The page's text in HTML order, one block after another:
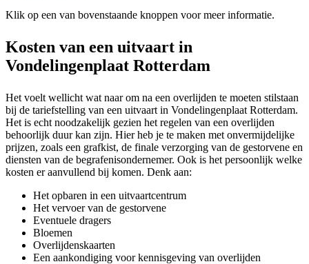
Klik op een van bovenstaande knoppen voor meer informatie.
Kosten van een uitvaart in
Vondelingenplaat Rotterdam
Het voelt wellicht wat naar om na een overlijden te moeten stilstaan
bij de tariefstelling van een uitvaart in Vondelingenplaat Rotterdam.
Het is echt noodzakelijk gezien het regelen van een overlijden
behoorlijk duur kan zijn. Hier heb je te maken met onvermijdelijke
prijzen, zoals een grafkist, de finale verzorging van de gestorvene en
diensten van de begrafenisondernemer. Ook is het persoonlijk welke
kosten er aanvullend bij komen. Denk aan:
Het opbaren in een uitvaartcentrum
Het vervoer van de gestorvene
Eventuele dragers
Bloemen
Overlijdenskaarten
Een aankondiging voor kennisgeving van overlijden